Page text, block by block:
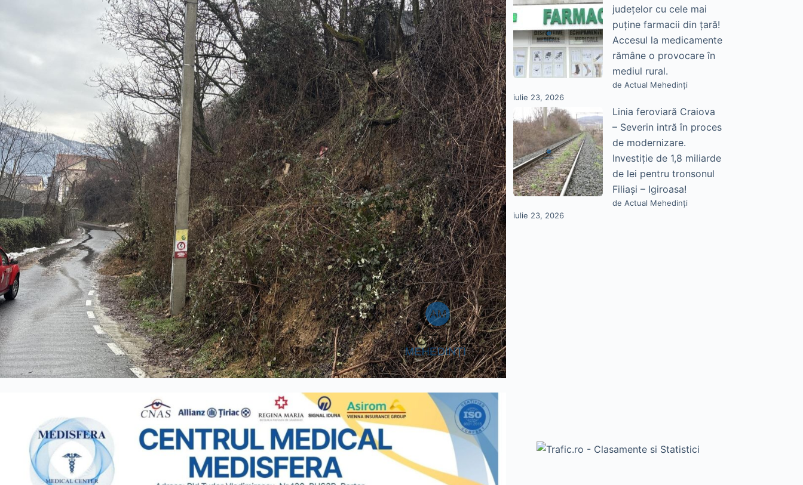
județelor cu cele mai
puține farmacii din țară!
Accesul la medicamente
rămâne o provocare în
mediul rural.
de Actual Mehedinți
iulie 23, 2026
Linia feroviară Craiova
– Severin intră în proces
de modernizare.
Investiție de 1,8 miliarde
de lei pentru tronsonul
Filiași – Igiroasa!
de Actual Mehedinți
iulie 23, 2026